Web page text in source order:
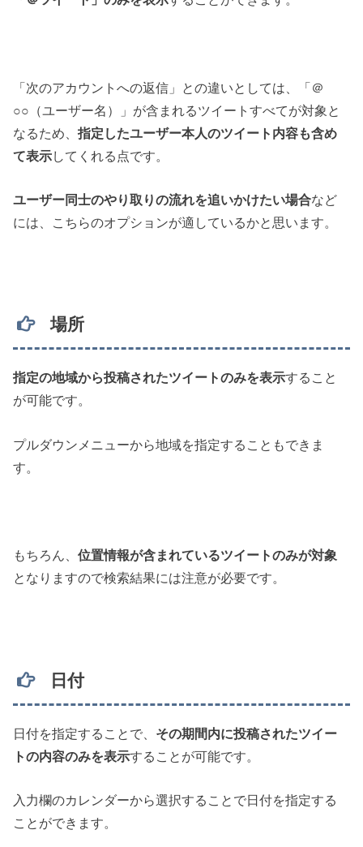
「次のアカウントへの返信」との違いとしては、「＠
○○（ユーザー名）」が含まれるツイートすべてが対象と
なるため、指定したユーザー本人のツイート内容も含め
て表示してくれる点です。
ユーザー同士のやり取りの流れを追いかけたい場合など
には、こちらのオプションが適しているかと思います。
場所
指定の地域から投稿されたツイートのみを表示すること
が可能です。
プルダウンメニューから地域を指定することもできま
す。
もちろん、位置情報が含まれているツイートのみが対象
となりますので検索結果には注意が必要です。
日付
日付を指定することで、 その期間内に投稿されたツイー
トの内容のみを表示することが可能です。
入力欄のカレンダーから選択することで日付を指定する
ことができます。